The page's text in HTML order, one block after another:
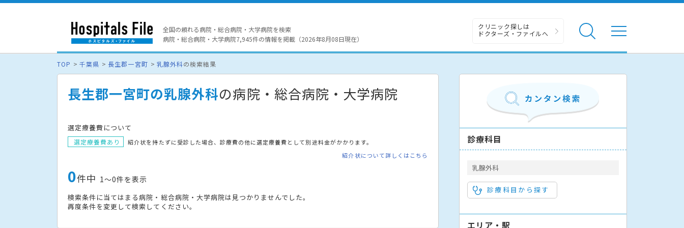
全国の頼れる病院・総合病院・大学病院を検索
病院・総合病院・大学病院7,945件の情報を掲載（2026年8月08日現在）
クリニック探しは
ドクターズ・ファイルへ
TOP 千葉県 長生郡一宮町 乳腺外科の検索結果
長生郡一宮町の乳腺外科の病院・総合病院・大学病院
選定療養費について
選定療養費あり
紹介状を持たずに受診した場合、診療費の他に選定療養費として別途料金がかかります。
紹介状について詳しくはこちら
0件中 1〜0件を表示
検索条件に当てはまる病院・総合病院・大学病院は見つかりませんでした。
再度条件を変更して検索してください。
診療科目
乳腺外科
診療科目から探す
エリア・駅